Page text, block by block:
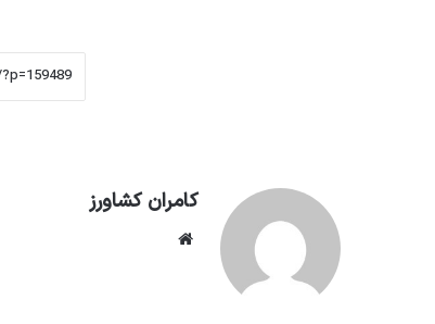
کامران کشاورز